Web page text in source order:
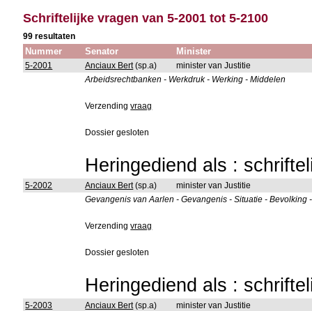
Schriftelijke vragen van 5-2001 tot 5-2100
99 resultaten
Nummer Senator Minister
5-2001 Anciaux Bert(sp.a)
minister van Justitie
Arbeidsrechtbanken - Werkdruk - Werking - Middelen
Verzendingvraag
Dossier gesloten
Heringediend als :
5-2002 Anciaux Bert(sp.a)
minister van Justitie
Gevangenis van Aarlen - Gevangenis - Situatie - Bevolking
Verzendingvraag
Dossier gesloten
Heringediend als :
5-2003 Anciaux Bert(sp.a)
minister van Justitie